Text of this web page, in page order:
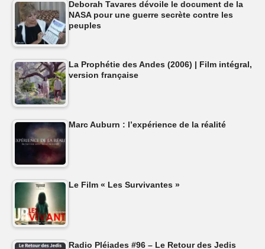
Deborah Tavares dévoile le document de la
NASA pour une guerre secrète contre les
peuples
La Prophétie des Andes (2006) | Film intégral,
version française
Marc Auburn : l’expérience de la réalité
Le Film « Les Survivantes »
Radio Pléiades #96 – Le Retour des Jedis